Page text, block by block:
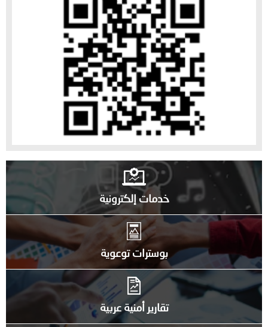
خدمات إلكترونية
بوسترات توعوية
تقارير أمنية عربية